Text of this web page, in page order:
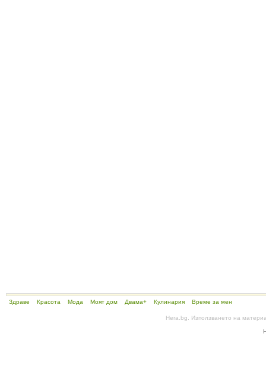
Здраве Красота Мода Моят дом Двама+ Кулинария Време за мен
Hera.bg. Използването на